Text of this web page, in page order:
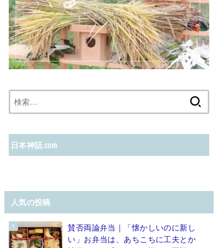
索:
日本神話.com
人気の投稿
賛否両論弁当｜「懐かしいのに新し
い」お弁当は、あちこちに工夫とか